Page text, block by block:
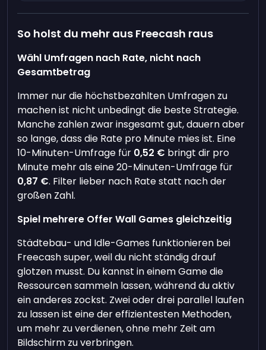
So holst du mehr aus Freecash raus
Wähl Umfragen nach Rate, nicht nach
Gesamtbetrag
Immer nur die höchstbezahlten Umfragen zu
machen ist nicht unbedingt die beste Strategie.
Manche zahlen zwar insgesamt gut, dauern aber
so lange, dass die Rate pro Minute mies ist. Eine
10-Minuten-Umfrage für 0,52 € bringt dir pro
Minute mehr als eine 20-Minuten-Umfrage für
0,87 €. Filter lieber nach Rate statt nach der
großen Zahl.
Spiel mehrere Offer Wall Games gleichzeitig
Städtebau- und Idle-Games funktionieren bei
Freecash super, weil du nicht ständig drauf
glotzen musst. Du kannst in einem Game die
Ressourcen sammeln lassen, während du aktiv
ein anderes zockst. Zwei oder drei parallel laufen
zu lassen ist eine der effizientesten Methoden,
um mehr zu verdienen, ohne mehr Zeit am
Bildschirm zu verbringen.